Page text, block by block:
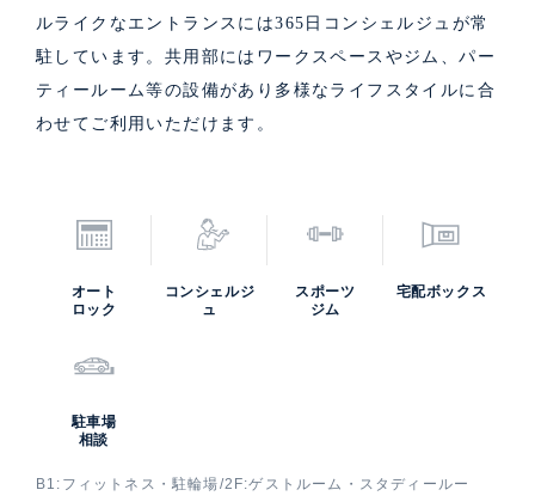
ルライクなエントランスには365日コンシェルジュが常
駐しています。共用部にはワークスペースやジム、パー
ティールーム等の設備があり多様なライフスタイルに合
わせてご利用いただけます。
オート
ロック
コンシェルジ
ュ
スポーツ
ジム
宅配ボックス
駐車場
相談
B1:フィットネス・駐輪場/2F:ゲストルーム・スタディールー